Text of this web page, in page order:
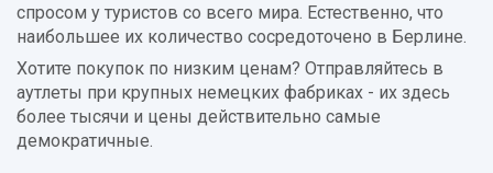
спросом у туристов со всего мира. Естественно, что
наибольшее их количество сосредоточено в Берлине.
Хотите покупок по низким ценам? Отправляйтесь в
аутлеты при крупных немецких фабриках - их здесь
более тысячи и цены действительно самые
демократичные.